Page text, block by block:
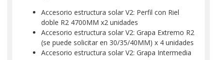
Accesorio estructura solar V2: Perfil con Riel
doble R2 4700MM x2 unidades
Accesorio estructura solar V2: Grapa Extremo R2
(se puede solicitar en 30/35/40MM) x 4 unidades
Accesorio estructura solar V2: Grapa Intermedia